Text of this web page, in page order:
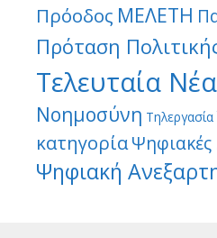
Πρόοδος ΜΕΛΕΤΗ
Πρόταση
Τελευταία Νέα
Νοημοσύνη Τηλεργασία
κατηγορίαΨηφιακές
Ψηφιακή